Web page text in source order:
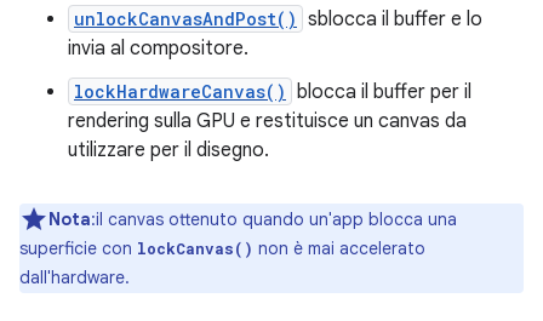
unlockCanvasAndPost() sblocca il buffer e lo
invia al compositore.
lockHardwareCanvas() blocca il buffer per il
rendering sulla GPU e restituisce un canvas da
utilizzare per il disegno.
Nota:il canvas ottenuto quando un'app blocca una
superficie con lockCanvas() non è mai accelerato
dall'hardware.